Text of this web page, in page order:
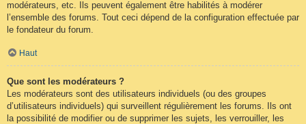
modérateurs, etc. Ils peuvent également être habilités à modérer
l’ensemble des forums. Tout ceci dépend de la configuration effectuée par
le fondateur du forum.
Haut
Que sont les modérateurs ?
Les modérateurs sont des utilisateurs individuels (ou des groupes
d’utilisateurs individuels) qui surveillent régulièrement les forums. Ils ont
la possibilité de modifier ou de supprimer les sujets, les verrouiller, les